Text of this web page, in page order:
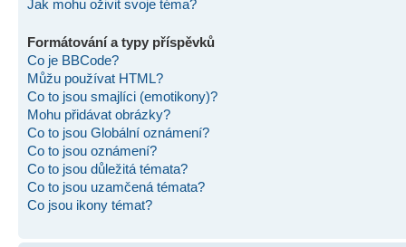
Jak mohu oživit svoje téma?
Formátování a typy příspěvků
Co je BBCode?
Můžu používat HTML?
Co to jsou smajlíci (emotikony)?
Mohu přidávat obrázky?
Co to jsou Globální oznámení?
Co to jsou oznámení?
Co to jsou důležitá témata?
Co to jsou uzamčená témata?
Co jsou ikony témat?